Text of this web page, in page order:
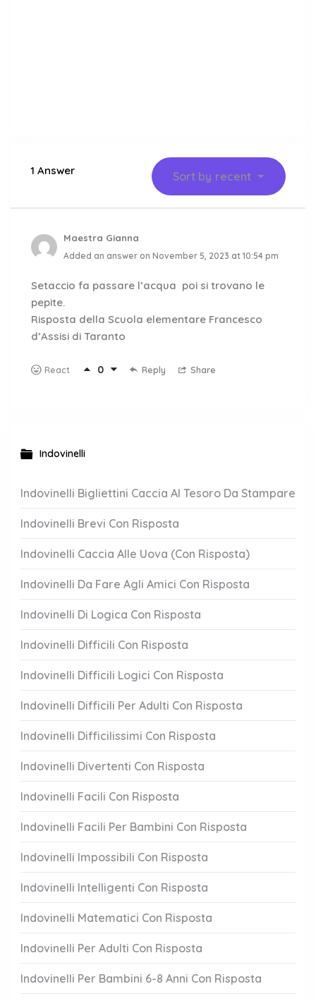
1 Answer Sort by recent
Maestra Gianna
Added an answer on November 5, 2023 at 10:54 pm
Setaccio fa passare l’acqua poi si trovano le
pepite.
Risposta della Scuola elementare Francesco
d’Assisi di Taranto
React 0 Reply Share
Indovinelli
Indovinelli Bigliettini Caccia Al Tesoro Da Stampare
Indovinelli Brevi Con Risposta
Indovinelli Caccia Alle Uova (Con Risposta)
Indovinelli Da Fare Agli Amici Con Risposta
Indovinelli Di Logica Con Risposta
Indovinelli Difficili Con Risposta
Indovinelli Difficili Logici Con Risposta
Indovinelli Difficili Per Adulti Con Risposta
Indovinelli Difficilissimi Con Risposta
Indovinelli Divertenti Con Risposta
Indovinelli Facili Con Risposta
Indovinelli Facili Per Bambini Con Risposta
Indovinelli Impossibili Con Risposta
Indovinelli Intelligenti Con Risposta
Indovinelli Matematici Con Risposta
Indovinelli Per Adulti Con Risposta
Indovinelli Per Bambini 6-8 Anni Con Risposta